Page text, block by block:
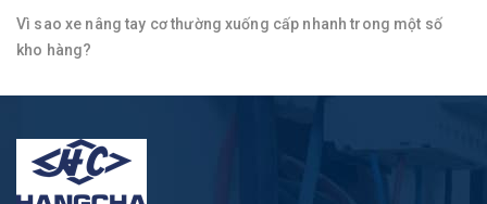
Vì sao xe nâng tay cơ thường xuống cấp nhanh trong một số
kho hàng?